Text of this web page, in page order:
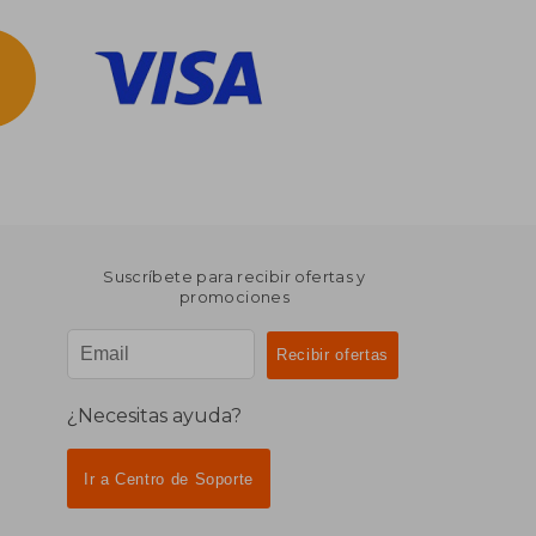
Suscríbete para recibir ofertas y
promociones
¿Necesitas ayuda?
Ir a Centro de Soporte